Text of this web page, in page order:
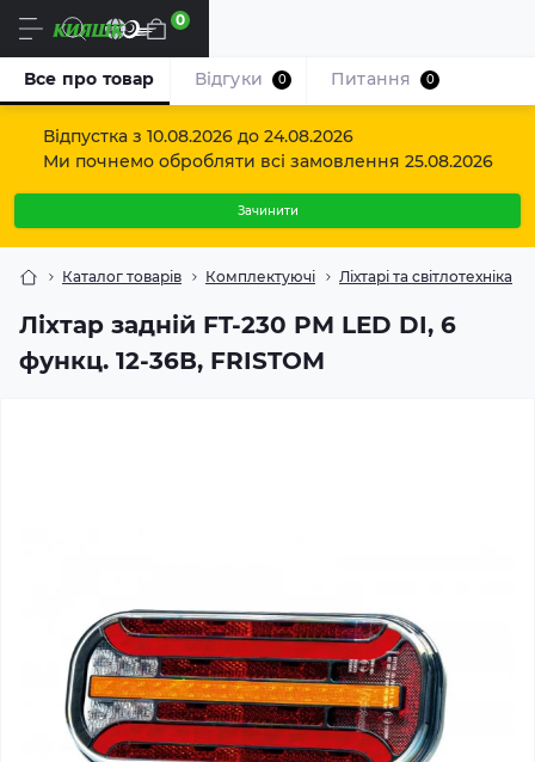
Відпустка з 10.08.2026 до 24.08.2026
Ми почнемо обробляти всі замовлення 25.08.2026
Зачинити
Uk 0
Каталог товарів Комплектуючі Ліхтарі та світлотехніка
Ліхтар задній FT-230 PM LED DI, 6
функц. 12-36В, FRISTOM
Все про товар Відгуки 0 Питання 0